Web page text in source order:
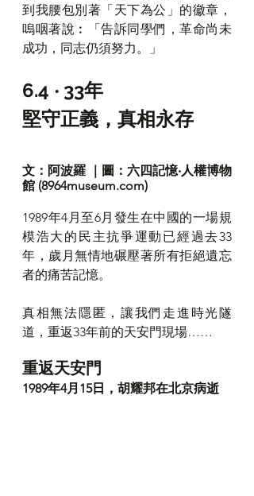
到我腰包別著「天下為公」的徽章，
嗚咽著說︰「告訴同學們，革命尚未
成功，同志仍須努力。」
6.4 ‧ 33年
堅守正義，真相永存
文：阿波羅 ｜圖：六四記憶‧人權博物
館 (8964museum.com)
1989年4月至6月發生在中國的一場規
模浩大的民主抗爭運動已經過去33
年，歲月無情地碾壓著所有拒絕遺忘
者的痛苦記憶。
真相無法隱匿，讓我們走進時光隧
道，重返33年前的天安門現場……
重返天安門
1989年4月15日，胡耀邦在北京病逝